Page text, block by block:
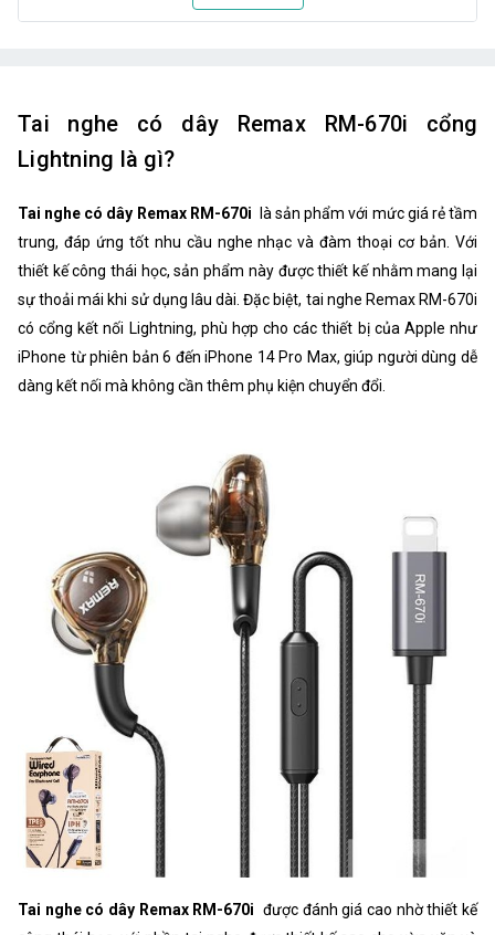
Tai nghe có dây Remax RM-670i cổng
Lightning là gì?
Tai nghe có dây Remax RM-670i là sản phẩm với mức giá rẻ tầm
trung, đáp ứng tốt nhu cầu nghe nhạc và đàm thoại cơ bản. Với
thiết kế công thái học, sản phẩm này được thiết kế nhằm mang lại
sự thoải mái khi sử dụng lâu dài. Đặc biệt, tai nghe Remax RM-670i
có cổng kết nối Lightning, phù hợp cho các thiết bị của Apple như
iPhone từ phiên bản 6 đến iPhone 14 Pro Max, giúp người dùng dễ
dàng kết nối mà không cần thêm phụ kiện chuyển đổi.
Tai nghe có dây Remax RM-670i được đánh giá cao nhờ thiết kế